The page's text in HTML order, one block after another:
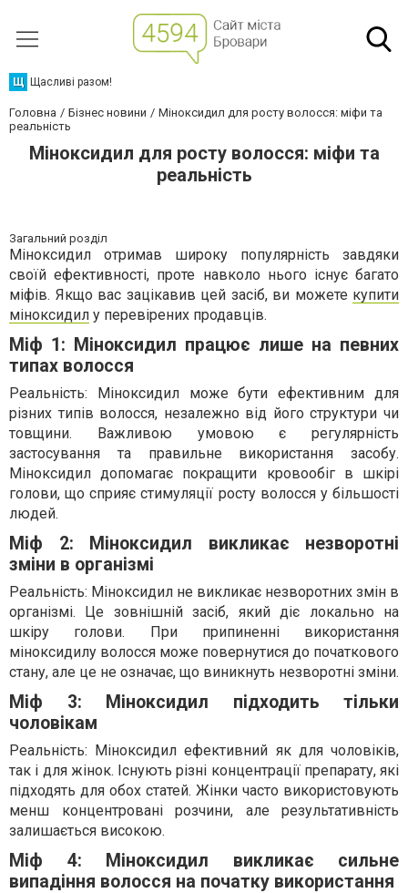
Щ Щасливі разом!
Головна Бізнес новини
Міноксидил для росту волосся: міфи та
реальність
Міноксидил для росту волосся: міфи та
реальність
Загальний розділ
Міноксидил отримав широку популярність завдяки
своїй ефективності, проте навколо нього існує багато
міфів. Якщо вас зацікавив цей засіб, ви можете купити
міноксидил у перевірених продавців.
Міф 1: Міноксидил працює лише на певних
типах волосся
Реальність: Міноксидил може бути ефективним для
різних типів волосся, незалежно від його структури чи
товщини. Важливою умовою є регулярність
застосування та правильне використання засобу.
Міноксидил допомагає покращити кровообіг в шкірі
голови, що сприяє стимуляції росту волосся у більшості
людей.
Міф 2: Міноксидил викликає незворотні
зміни в організмі
Реальність: Міноксидил не викликає незворотних змін в
організмі. Це зовнішній засіб, який діє локально на
шкіру голови. При припиненні використання
міноксидилу волосся може повернутися до початкового
стану, але це не означає, що виникнуть незворотні зміни.
Міф 3: Міноксидил підходить тільки
чоловікам
Реальність: Міноксидил ефективний як для чоловіків,
так і для жінок. Існують різні концентрації препарату, які
підходять для обох статей. Жінки часто використовують
менш концентровані розчини, але результативність
залишається високою.
Міф 4: Міноксидил викликає сильне
випадіння волосся на початку використання